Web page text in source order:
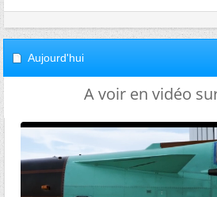
Aujourd'hui
A voir en vidéo